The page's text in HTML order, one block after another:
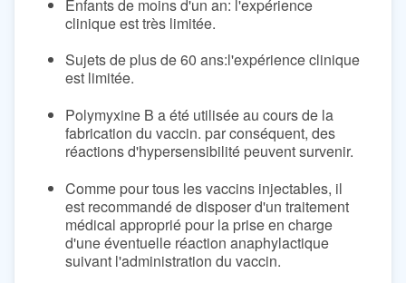
Enfants de moins d'un an: l'expérience
clinique est très limitée.
Sujets de plus de 60 ans:l'expérience clinique
est limitée.
Polymyxine B a été utilisée au cours de la
fabrication du vaccin. par conséquent, des
réactions d'hypersensibilité peuvent survenir.
Comme pour tous les vaccins injectables, il
est recommandé de disposer d'un traitement
médical approprié pour la prise en charge
d'une éventuelle réaction anaphylactique
suivant l'administration du vaccin.